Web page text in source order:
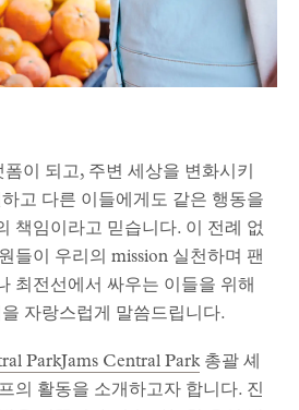
이 되고, 주변 세상을 변화시키
고 다른 이들에게도 같은 행동을
책임이라고 믿습니다. 이 전례 없
들이 우리의 mission 실천하며 팬
최전선에서 싸우는 이들을 위해
자랑스럽게 말씀드립니다.
ParkJams Central Park총괄 셰
의 활동을 소개하고자 합니다. 진